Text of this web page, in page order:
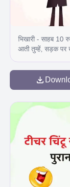
भिखारी - साहब 10
आती तुम्हें, सड़क पर